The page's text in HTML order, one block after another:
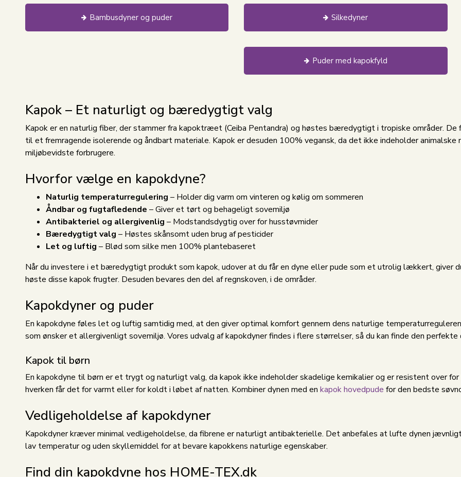
Bambusdyner og puder Silkedyner
Puder med kapokfyld
Kapok – Et naturligt og bæredygtigt valg
Kapok er en naturlig fiber, der stammer fra kapoktræet (Ceiba Pentandra) og høstes bæredygtigt i tropiske områder.
til et fremragende isolerende og åndbart materiale. Kapok er desuden 100% vegansk, da det ikke indeholder
miljøbevidste forbrugere.
Hvorfor vælge en kapokdyne?
Naturlig temperaturregulering – Holder dig varm om vinteren og kølig om sommeren
Åndbar og fugtafledende – Giver et tørt og behageligt sovemiljø
Antibakteriel og allergivenlig – Modstandsdygtig over for husstøvmider
Bæredygtigt valg – Høstes skånsomt uden brug af pesticider
Let og luftig – Blød som silke men 100% plantebaseret
Når du investere i et bæredygtigt produkt som kapok, udover at du får en dyne eller pude som et utrolig lækkert, giver
høste disse kapok frugter. Desuden bevares den del af regnskoven, i de områder.
Kapokdyner og puder
En kapokdyne føles let og luftig samtidig med, at den giver optimal komfort gennem dens naturlige
som ønsker et allergivenligt sovemiljø. Vores udvalg af kapokdyner findes i flere størrelser, så du kan finde den
Kapok til børn
En kapokdyne til børn er et trygt og naturligt valg, da kapok ikke indeholder skadelige kemikalier og er resistent over
hverken får det for varmt eller for koldt i løbet af natten. Kombiner dynen med en kapok hovedpude for den bedste
Vedligeholdelse af kapokdyner
Kapokdyner kræver minimal vedligeholdelse, da fibrene er naturligt antibakterielle. Det anbefales at lufte dynen
lav temperatur og uden skyllemiddel for at bevare kapokkens naturlige egenskaber.
Find din kapokdyne hos HOME-TEX.dk